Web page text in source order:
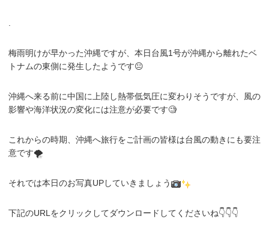
梅雨明けが早かった沖縄ですが、本日台風1号が沖縄から離れたベ
トナムの東側に発生したようです😐
沖縄へ来る前に中国に上陸し熱帯低気圧に変わりそうですが、風の
影響や海洋状況の変化には注意が必要です🧐
これからの時期、沖縄へ旅行をご計画の皆様は台風の動きにも要注
意です🌪️
それでは本日のお写真UPしていきましょう
下記のURLをクリックしてダウンロードしてくださいね👇👇👇